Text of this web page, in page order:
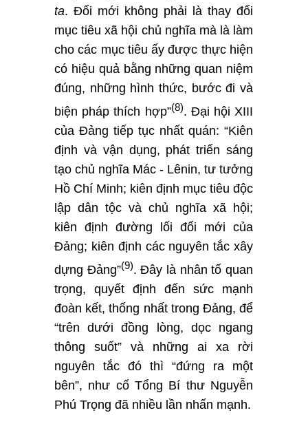
ta. Đổi mới không phải là thay đổi
mục tiêu xã hội chủ nghĩa mà là làm
cho các mục tiêu ấy được thực hiện
có hiệu quả bằng những quan niệm
đúng, những hình thức, bước đi và
biện pháp thích hợp”(8). Đại hội XIII
của Đảng tiếp tục nhất quán: “Kiên
định và vận dụng, phát triển sáng
tạo chủ nghĩa Mác - Lênin, tư tưởng
Hồ Chí Minh; kiên định mục tiêu độc
lập dân tộc và chủ nghĩa xã hội;
kiên định đường lối đổi mới của
Đảng; kiên định các nguyên tắc xây
dựng Đảng”(9). Đây là nhân tố quan
trọng, quyết định đến sức mạnh
đoàn kết, thống nhất trong Đảng, để
“trên dưới đồng lòng, dọc ngang
thông suốt” và những ai xa rời
nguyên tắc đó thì “đứng ra một
bên”, như cố Tổng Bí thư Nguyễn
Phú Trọng đã nhiều lần nhấn mạnh.